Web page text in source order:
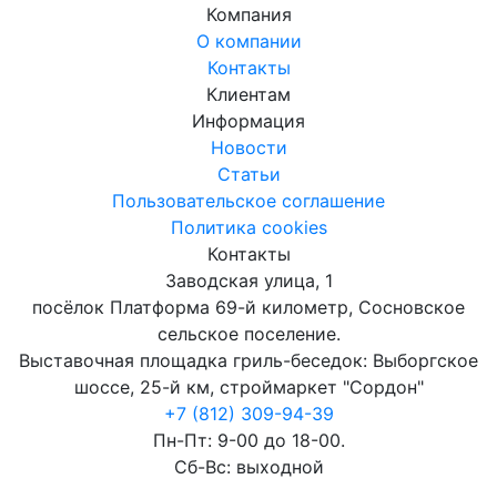
Компания
О компании
Контакты
Клиентам
Информация
Новости
Статьи
Пользовательское соглашение
Политика cookies
Контакты
Заводская улица, 1
посёлок Платформа 69-й километр, Сосновское
сельское поселение.
Выставочная площадка гриль-беседок: Выборгское
шоссе, 25-й км, строймаркет "Сордон"
+7 (812) 309-94-39
Пн-Пт: 9-00 до 18-00.
Сб-Вс: выходной